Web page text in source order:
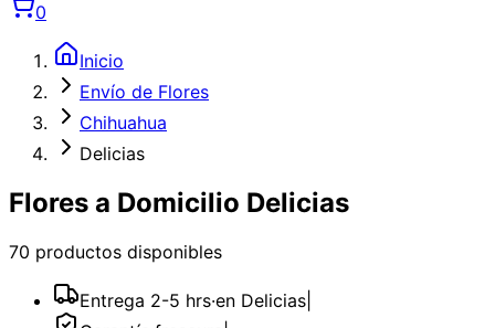
0
Inicio
Envío de Flores
Chihuahua
Delicias
Flores a Domicilio Delicias
70 productos disponibles
Entrega 2-5 hrs·en Delicias